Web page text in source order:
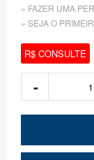
» FAZER UMA
» SEJA O
R$ CONSULTE